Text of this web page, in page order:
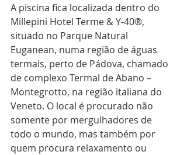
A piscina fica localizada dentro do
Millepini Hotel Terme & Y-40®,
situado no Parque Natural
Euganean, numa região de águas
termais, perto de Pádova, chamado
de complexo Termal de Abano –
Montegrotto, na região italiana do
Veneto. O local é procurado não
somente por mergulhadores de
todo o mundo, mas também por
quem procura relaxamento ou